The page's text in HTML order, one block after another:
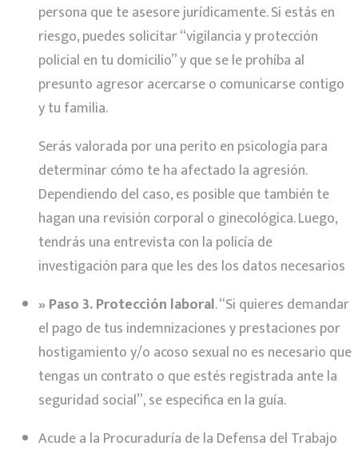
persona que te asesore jurídicamente. Si estás en
riesgo, puedes solicitar “vigilancia y protección
policial en tu domicilio” y que se le prohíba al
presunto agresor acercarse o comunicarse contigo
y tu familia.
Serás valorada por una perito en psicología para
determinar cómo te ha afectado la agresión.
Dependiendo del caso, es posible que también te
hagan una revisión corporal o ginecológica. Luego,
tendrás una entrevista con la policía de
investigación para que les des los datos necesarios
» Paso 3. Protección laboral. “Si quieres demandar
el pago de tus indemnizaciones y prestaciones por
hostigamiento y/o acoso sexual no es necesario que
tengas un contrato o que estés registrada ante la
seguridad social”, se especifica en la guía.
Acude a la Procuraduría de la Defensa del Trabajo